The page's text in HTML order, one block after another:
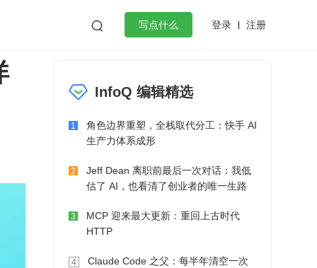
 写点什么 登录 注册
作
微服务架构 flutter
InfoQ 编辑精选
1
角色边界重塑，全栈取代分工：快手 AI
生产力体系成形
2
Jeff Dean 离职前最后一次对话：我低
估了 AI，也看清了创业者的唯一生路
3
MCP 迎来最大更新：重回上古时代
HTTP
4
Claude Code 之父：每半年清空一次